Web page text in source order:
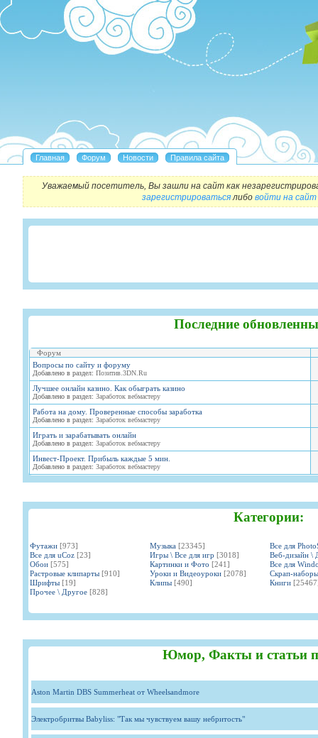
Уважаемый посетитель, Вы зашли на сайт как
зарегистрироватьсялибо войти на сайт
Последние
Форум
Вопросы по сайту и форуму
Добавлено в раздел: Позитив.3DN.Ru
Лучшее онлайн казино. Как обыграть казино
Добавлено в раздел: Заработок вебмастеру
Работа на дому. Проверенные способы заработка
Добавлено в раздел: Заработок вебмастеру
Играть и зарабатывать онлайн
Добавлено в раздел: Заработок вебмастеру
Инвест-Проект. Прибыль каждые 5 мин.
Добавлено в раздел: Заработок вебмастеру
Категории:
Футажи [973] Музыка [23345]
Все для
Все для uCoz [23] Игры \ Все для игр [3018]
Веб-дизайн \
Обои [575] Картинки и Фото [241]
Все для
Растровые клипарты [910] Уроки и Видеоуроки [2078]
Скрап-наборы
Шрифты [19] Клипы [490] Книги
Прочее \ Другое [828]
Юмор, Факты и статьи
Aston Martin DBS Summerheat от Wheelsandmore
Электробритвы Babyliss: "Так мы чувствуем вашу небритость"